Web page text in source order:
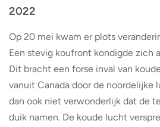
2022
Op 20 mei kwam er plots
Een stevig koufront kondigde zich
Dit bracht een forse inval van
vanuit Canada door de noordelijke
dan ook niet verwonderlijk dat de
duik namen. De koude lucht